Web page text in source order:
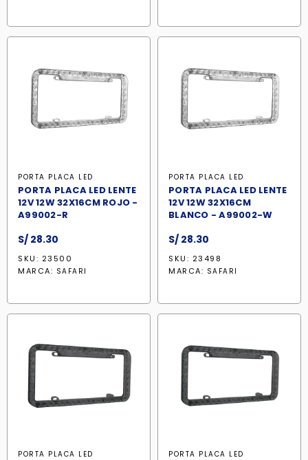
PORTA PLACA LED
PORTA PLACA LED LENTE
12V 12W 32X16CM ROJO -
A99002-R
S/ 28.30
SKU: 23500
MARCA: SAFARI
PORTA PLACA LED
PORTA PLACA LED LENTE
12V 12W 32X16CM
BLANCO - A99002-W
S/ 28.30
SKU: 23498
MARCA: SAFARI
PORTA PLACA LED PORTA PLACA LED